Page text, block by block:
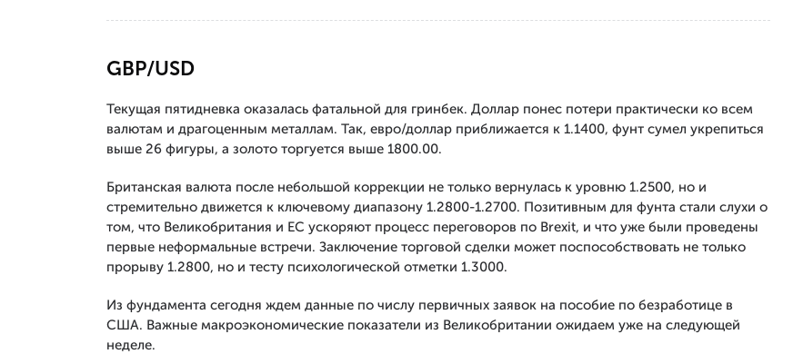
GBP/USD
Текущая пятидневка оказалась фатальной для гринбек. Доллар понес потери практически ко всем
валютам и драгоценным металлам. Так, евро/доллар приближается к 1.1400, фунт сумел укрепиться
выше 26 фигуры, а золото торгуется выше 1800.00.
Британская валюта после небольшой коррекции не только вернулась к уровню 1.2500, но и
стремительно движется к ключевому диапазону 1.2800-1.2700. Позитивным для фунта стали слухи о
том, что Великобритания и ЕС ускоряют процесс переговоров по Brexit, и что уже были проведены
первые неформальные встречи. Заключение торговой сделки может поспособствовать не только
прорыву 1.2800, но и тесту психологической отметки 1.3000.
Из фундамента сегодня ждем данные по числу первичных заявок на пособие по безработице в
США. Важные макроэкономические показатели из Великобритании ожидаем уже на следующей
неделе.